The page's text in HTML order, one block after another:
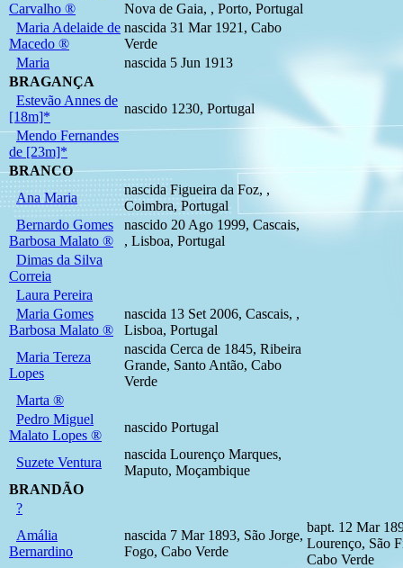
Carvalho ®
Nova de Gaia, , Porto, Portugal
Maria Adelaide de
Macedo ®
nascida 31 Mar 1921, Cabo
Verde
Maria
nascida 5 Jun 1913
BRAGANÇA
Estevão Annes de
[18m]*
nascido 1230, Portugal
Mendo Fernandes
de [23m]*
BRANCO
Ana Maria
nascida Figueira da Foz, ,
Coimbra, Portugal
Bernardo Gomes
Barbosa Malato ®
nascido 20 Ago 1999, Cascais,
, Lisboa, Portugal
Dimas da Silva
Correia
Laura Pereira
Maria Gomes
Barbosa Malato ®
nascida 13 Set 2006, Cascais, ,
Lisboa, Portugal
Maria Tereza
Lopes
nascida Cerca de 1845, Ribeira
Grande, Santo Antão, Cabo
Verde
Marta ®
Pedro Miguel
Malato Lopes ®
nascido Portugal
Suzete Ventura
nascida Lourenço Marques,
Maputo, Moçambique
BRANDÃO
?
Amália
Bernardino
nascida 7 Mar 1893, São Jorge,
Fogo, Cabo Verde
bapt. 12 Mar
Lourenço, São
Cabo Verde